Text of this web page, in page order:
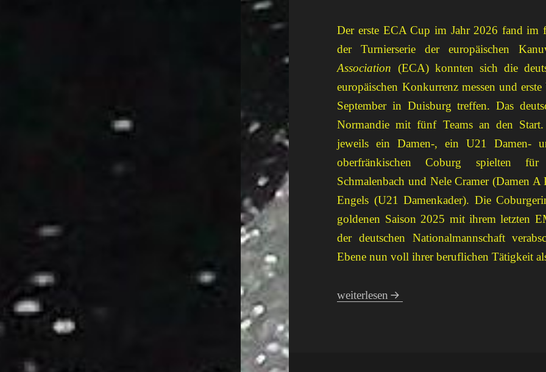
Der erste ECA Cup im Jahr 2026 fand im
der Turnierserie der europäischen
Association (ECA) konnten sich die
europäischen Konkurrenz messen und
September in Duisburg treffen. Das
Normandie mit fünf Teams an den
jeweils ein Damen-, ein U21 Damen-
oberfränkischen Coburg spielten für
Schmalenbach und Nele Cramer (Damen
Engels (U21 Damenkader). Die
goldenen Saison 2025 mit ihrem letzten
der deutschen Nationalmannschaft
Ebene nun voll ihrer beruflichen Tätigkeit
Goldener ECA Cup
weiterlesen